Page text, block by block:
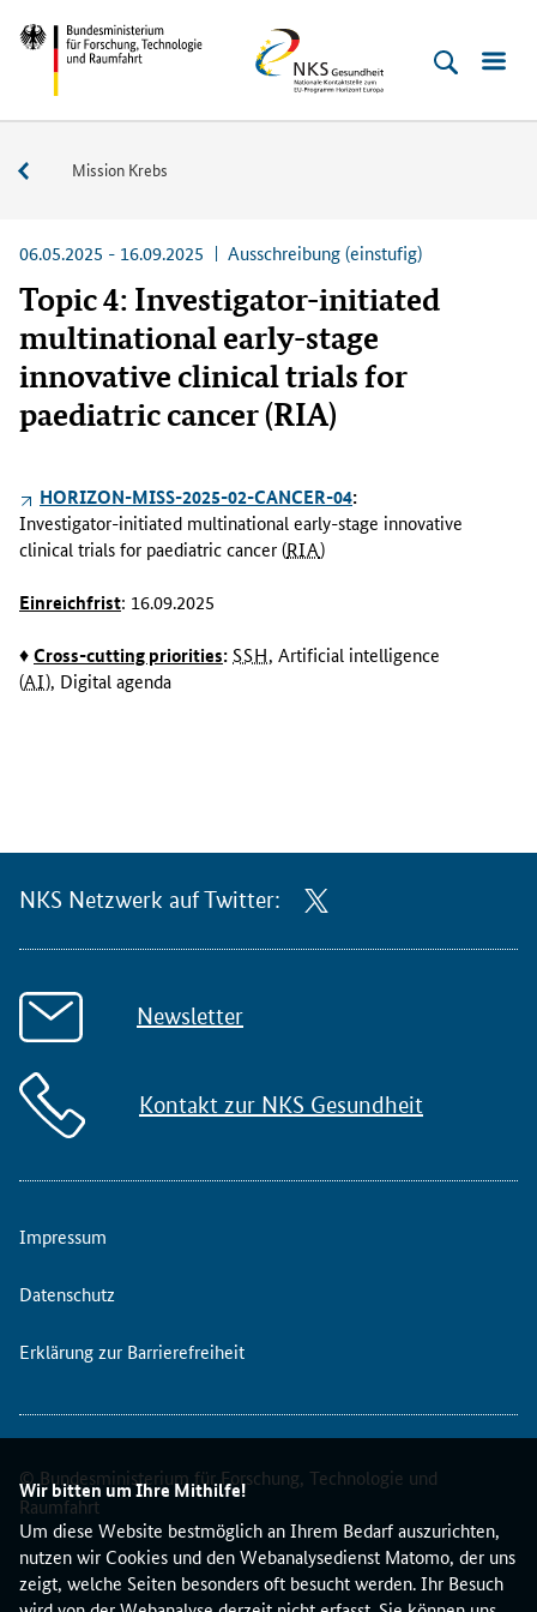
Wir bitten um Ihre Mithilfe!
Um diese Website bestmöglich an Ihrem Bedarf auszurichten,
nutzen wir Cookies und den Webanalysedienst Matomo, der uns
zeigt, welche Seiten besonders oft besucht werden. Ihr Besuch
Direkt
zum
Inhalt
(Eingabetaste)
Direkt
zum
Hauptmenu
(Eingabetaste)
Direkt
zur
Suche
(Eingabetaste)
Direkt
zur
Fußleiste
(Enter)
Bundesministerium
und
NKS
Gesundheit
Aktuelle
Mission Krebs
06.05.2025 - 16.09.2025 Ausschreibung (einstufig)
Topic 4: Investigator-initiated
multinational early-stage
innovative clinical trials for
paediatric cancer (RIA)
HORIZON-MISS-2025-02-CANCER-04:
Investigator-initiated multinational early-stage innovative
clinical trials for paediatric cancer (RIA)
Einreichfrist: 16.09.2025
♦Cross-cutting priorities:SSH, Artificial intelligence
(AI), Digital agenda
NKS Netzwerk auf Twitter:
Newsletter
Kontakt zur NKS Gesundheit
Impressum
Datenschutz
Erklärung zur Barrierefreiheit
© Bundesministerium für Forschung, Technologie und
Raumfahrt